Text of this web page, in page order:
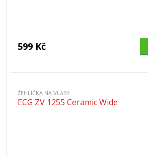
599 Kč
ŽEHLIČKA NA VLASY
ECG ZV 1255 Ceramic Wide